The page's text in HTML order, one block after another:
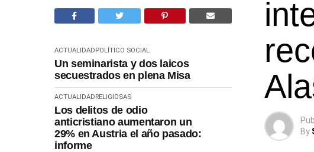
ACTUALIDADPOLÍTICO SOCIAL
Un seminarista y dos laicos
secuestrados en plena Misa
ACTUALIDADRELIGIOSAS
Los delitos de odio
anticristiano aumentaron un
29% en Austria el año pasado:
informe
By